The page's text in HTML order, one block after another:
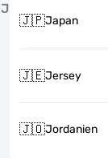
J
🇯🇵Japan
🇯🇪Jersey
🇯🇴Jordanien